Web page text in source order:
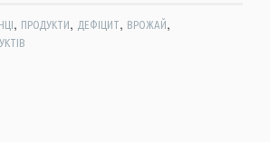
, ПРОДУКТИ, ДЕФІЦИТ, ВРОЖАЙ,